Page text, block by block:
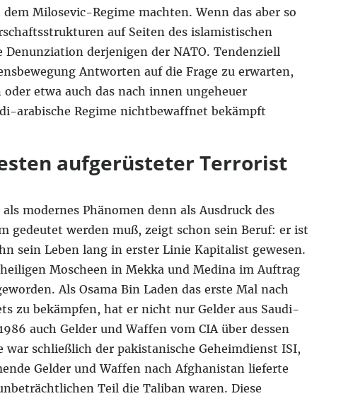
Milosevic-Regime machten. Wenn das aber so
auf Seiten des islamistischen
derjenigen der NATO. Tendenziell
Antworten auf die Frage zu erwarten,
etwa auch das nach innen ungeheuer
arabische Regime nichtbewaffnet bekämpft
aufgerüsteter Terrorist
modernes Phänomen denn als Ausdruck des
gedeutet werden muß, zeigt schon sein Beruf: er ist
sein Leben lang in erster Linie Kapitalist gewesen.
Moscheen in Mekka und Medina im Auftrag
Als Osama Bin Laden das erste Mal nach
zu bekämpfen, hat er nicht nur Gelder aus Saudi-
auch Gelder und Waffen vom CIA über dessen
war schließlich der pakistanische Geheimdienst ISI,
Gelder und Waffen nach Afghanistan lieferte
Teil die Taliban waren. Diese